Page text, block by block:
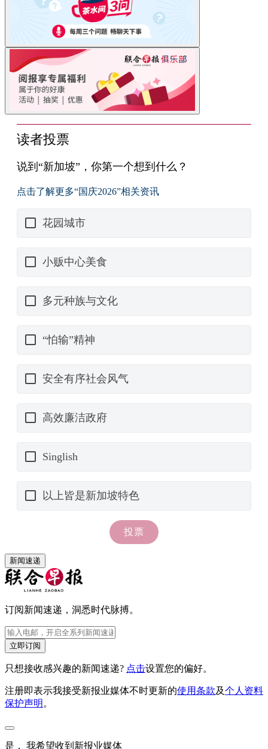
新闻速递
订阅新闻速递，洞悉时代脉搏。
立即订阅
只想接收感兴趣的新闻速递? 点击设置您的偏好。
注册即表示我接受新报业媒体不时更新的使用条款及个人资料
保护声明 。
是， 我希望收到新报业媒体